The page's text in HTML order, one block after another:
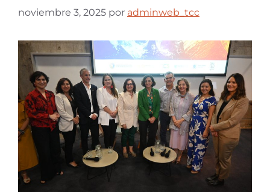
noviembre 3, 2025 por adminweb_tcc